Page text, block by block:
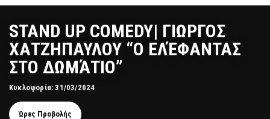
STAND UP COMEDY| ΓΙΩΡΓΟΣ
ΧΑΤΖΗΠΑΥΛΟΥ “Ο ΕΛΈΦΑΝΤΑΣ
ΣΤΟ ΔΩΜΆΤΙΟ”
Κυκλοφορία: 31/03/2024
Ώρες Προβολής